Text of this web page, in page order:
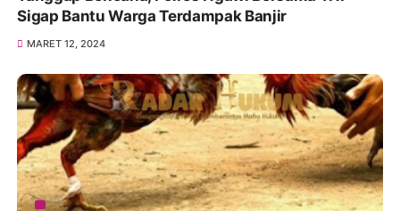
Sigap Bantu Warga Terdampak Banjir
MARET 12, 2024